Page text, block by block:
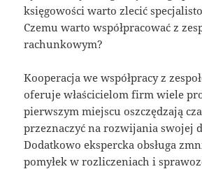
księgowości warto zlecić
Czemu warto współpracować z
rachunkowym?
Kooperacja we współpracy z
oferuje właścicielom firm wiele
pierwszym miejscu oszczędzają
przeznaczyć na rozwijania swojej
Dodatkowo ekspercka obsługa
pomyłek w rozliczeniach i